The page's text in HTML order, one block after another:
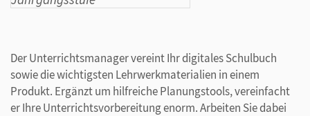
Der Unterrichtsmanager vereint Ihr digitales Schulbuch
sowie die wichtigsten Lehrwerkmaterialien in einem
Produkt. Ergänzt um hilfreiche Planungstools, vereinfacht
er Ihre Unterrichtsvorbereitung enorm. Arbeiten Sie dabei